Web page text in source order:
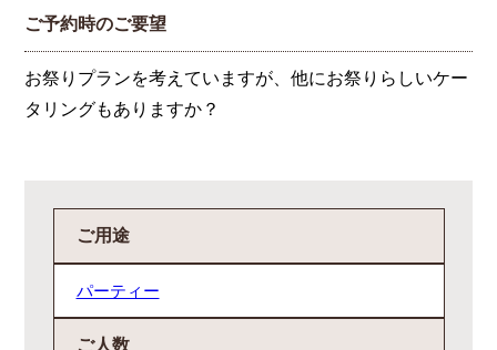
ご予約時のご要望
お祭りプランを考えていますが、他にお祭りらしいケー
タリングもありますか？
ご用途
パーティー
ご人数